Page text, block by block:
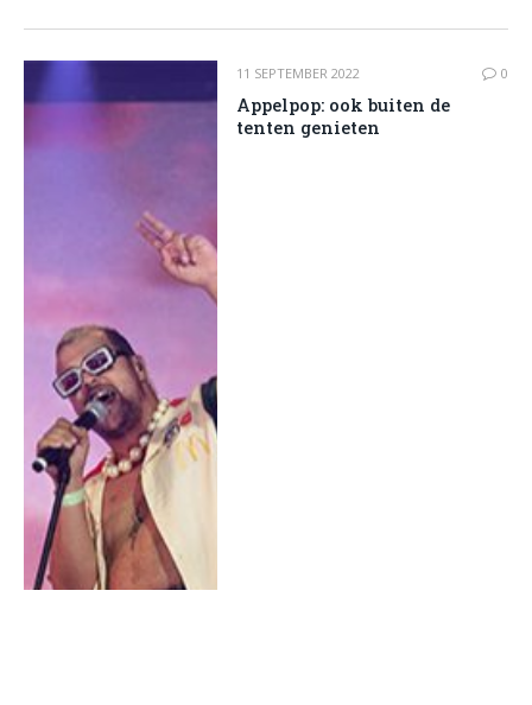
11 SEPTEMBER 2022 0
Appelpop: ook buiten de
tenten genieten